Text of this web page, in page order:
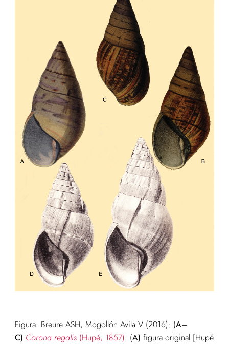
Figura: Breure ASH, Mogollón Avila V (2016): (A–
C) Corona regalis(Hupé, 1857): (A) figura original [Hupé